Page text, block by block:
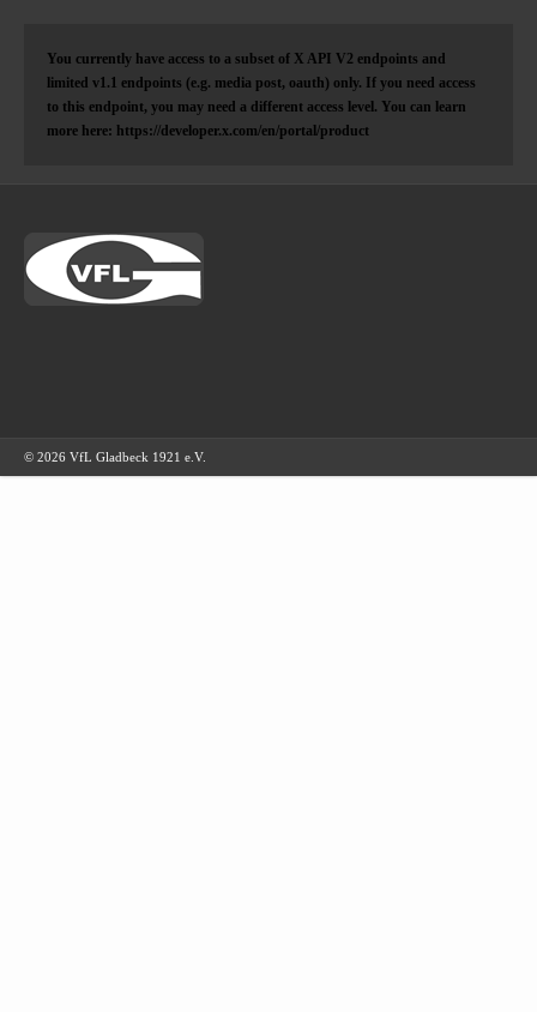
You currently have access to a subset of X API V2 endpoints and
limited v1.1 endpoints (e.g. media post, oauth) only. If you need access
to this endpoint, you may need a different access level. You can learn
more here: https://developer.x.com/en/portal/product
© 2026 VfL Gladbeck 1921 e.V.